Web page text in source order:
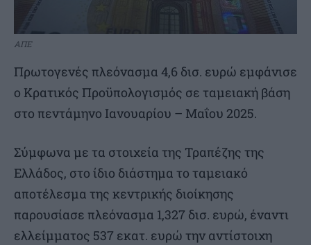
ΑΠΕ
Πρωτογενές πλεόνασμα 4,6 δισ. ευρώ εμφάνισε
ο Κρατικός Προϋπολογισμός σε ταμειακή βάση
στο πεντάμηνο Ιανουαρίου – Μαΐου 2025.
Σύμφωνα με τα στοιχεία της Τραπέζης της
Ελλάδος, στο ίδιο διάστημα το ταμειακό
αποτέλεσμα της κεντρικής διοίκησης
παρουσίασε πλεόνασμα 1,327 δισ. ευρώ, έναντι
ελλείμματος 537 εκατ. ευρώ την αντίστοιχη